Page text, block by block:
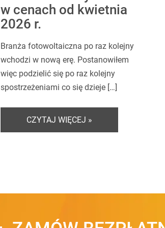
w cenach od kwietnia
2026 r.
Branża fotowoltaiczna po raz kolejny
wchodzi w nową erę. Postanowiłem
więc podzielić się po raz kolejny
spostrzeżeniami co się dzieje […]
CZYTAJ WIĘCEJ »